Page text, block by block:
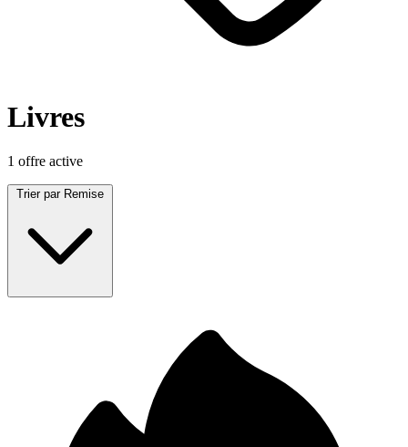
Livres
1 offre active
Trier par Remise